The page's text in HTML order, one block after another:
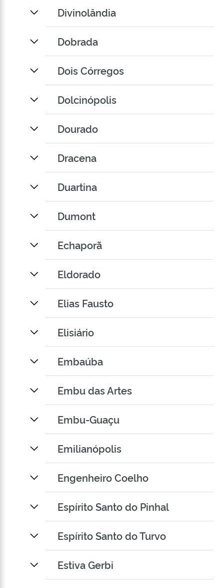
Divinolândia
Dobrada
Dois Córregos
Dolcinópolis
Dourado
Dracena
Duartina
Dumont
Echaporã
Eldorado
Elias Fausto
Elisiário
Embaúba
Embu das Artes
Embu-Guaçu
Emilianópolis
Engenheiro Coelho
Espírito Santo do Pinhal
Espírito Santo do Turvo
Estiva Gerbi